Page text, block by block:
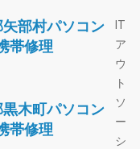
矢部村パソコン
帯修理
黒木町パソコン
帯修理
IT
ア
ウ
ト
ソ
ー
シ